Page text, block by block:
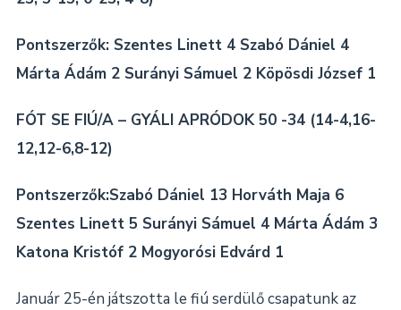
Pontszerzők: Szentes Linett 4 Szabó Dániel 4
Márta Ádám 2 Surányi Sámuel 2 Köpösdi József 1
FÓT SE FIÚ/A – GYÁLI APRÓDOK 50 -34 (14-4,16-
12,12-6,8-12)
Pontszerzők:Szabó Dániel 13 Horváth Maja 6
Szentes Linett 5 Surányi Sámuel 4 Márta Ádám 3
Katona Kristóf 2 Mogyorósi Edvárd 1
Január 25-én játszotta le fiú serdülő csapatunk az